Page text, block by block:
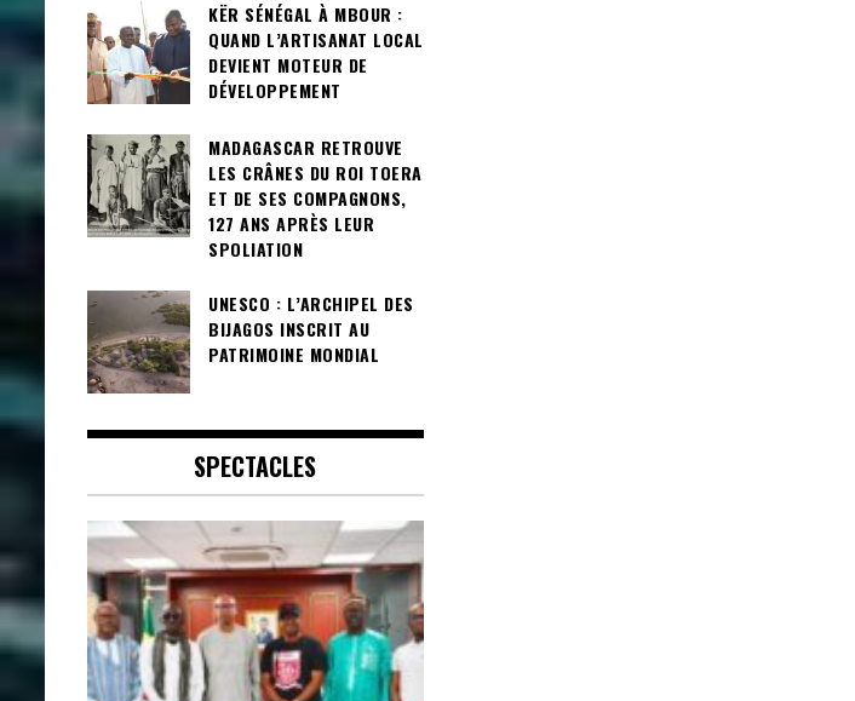
KËR SÉNÉGAL À MBOUR :
QUAND L’ARTISANAT LOCAL
DEVIENT MOTEUR DE
DÉVELOPPEMENT
MADAGASCAR RETROUVE
LES CRÂNES DU ROI TOERA
ET DE SES COMPAGNONS,
127 ANS APRÈS LEUR
SPOLIATION
UNESCO : L’ARCHIPEL DES
BIJAGOS INSCRIT AU
PATRIMOINE MONDIAL
SPECTACLES